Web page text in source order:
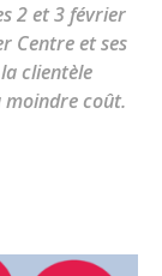
2 et 3 février
Centre et ses
clientèle
moindre coût.